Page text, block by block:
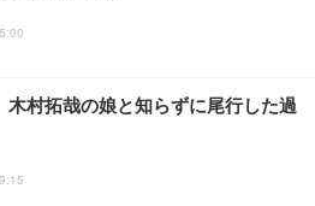
スチェア デスクチェア 疲れない テレ
強化バックレスト 30度ロッキング機
ア 通気性メッシュ ゲーミング/勉強/事
パソコンチェア (ブラック)
スチェア デスクチェア 疲れない テレ
強化バックレスト 30度ロッキング機
ゲーミングモニター DualSense 充電
CFI-ZDM1J）
】Dell E2724HS 27インチ 液晶モニタ
1920×1080）VA 非光沢 HDMI/DisplayP
イフ ネオ・オムツ L 中型犬用 26枚入
スマートベーシック) 【Amazon.co.jp
Basic アイリスオーヤマ ペットシーツ
木村拓哉の娘と知らずに尾行した過